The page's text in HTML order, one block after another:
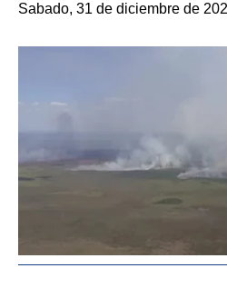
Sabado, 31 de diciembre de